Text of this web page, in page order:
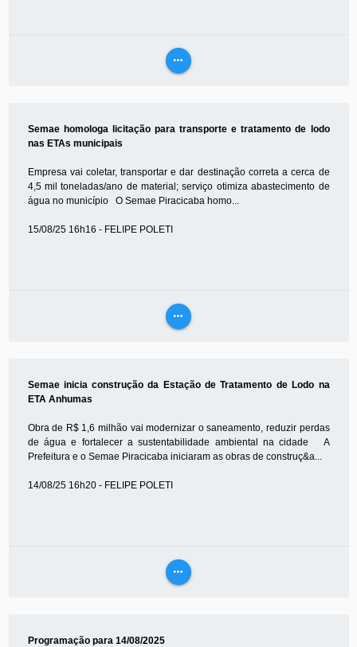
more_horiz
Semae homologa licitação para transporte e tratamento de lodo
nas ETAs municipais
Empresa vai coletar, transportar e dar destinação correta a cerca de
4,5 mil toneladas/ano de material; serviço otimiza abastecimento de
água no município O Semae Piracicaba homo...
15/08/25 16h16 - FELIPE POLETI
more_horiz
Semae inicia construção da Estação de Tratamento de Lodo na
ETA Anhumas
Obra de R$ 1,6 milhão vai modernizar o saneamento, reduzir perdas
de água e fortalecer a sustentabilidade ambiental na cidade A
Prefeitura e o Semae Piracicaba iniciaram as obras de construç&a...
14/08/25 16h20 - FELIPE POLETI
more_horiz
Programação para 14/08/2025